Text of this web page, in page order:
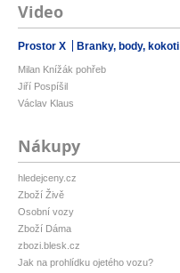
Video
Prostor X Branky, body, kokoti
Milan Knížák pohřeb
Jiří Pospíšil
Václav Klaus
Nákupy
hledejceny.cz
Zboží Živě
Osobní vozy
Zboží Dáma
zbozi.blesk.cz
Jak na prohlídku ojetého vozu?